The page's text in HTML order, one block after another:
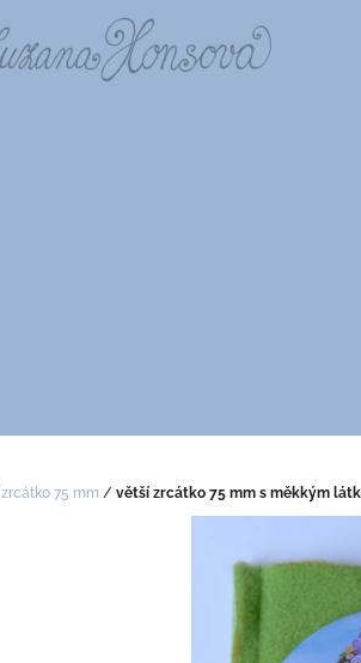
zrcátko 75 mm / větší zrcátko 75 mm s měkkým